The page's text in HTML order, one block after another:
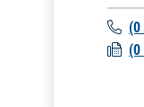
(0
(0